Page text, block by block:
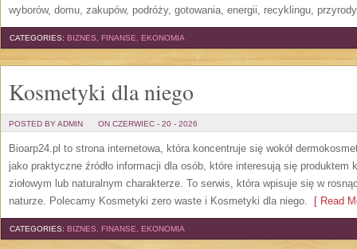
wyborów, domu, zakupów, podróży, gotowania, energii, recyklingu,
CATEGORIES: BIZNES, FINANSE, EKONOMIA
Kosmetyki dla niego
POSTED BY ADMIN ON CZERWIEC - 20 - 2026
Bioarp24.pl to strona internetowa, która koncentruje się wokół
jako praktyczne źródło informacji dla osób, które interesują się
ziołowym lub naturalnym charakterze. To serwis, która wpisuje się w
naturze. Polecamy Kosmetyki zero waste i Kosmetyki dla niego. [ Read
CATEGORIES: BIZNES, FINANSE, EKONOMIA